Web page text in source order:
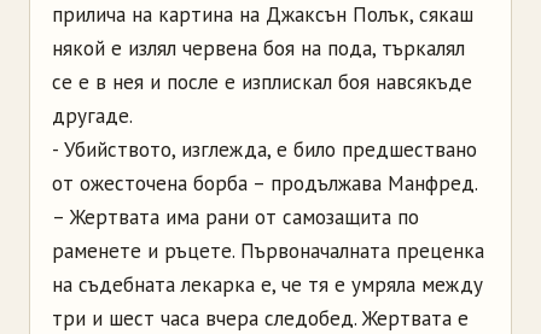
прилича на картина на Джаксън Полък, сякаш
някой е излял червена боя на пода, търкалял
се е в нея и после е изплискал боя навсякъде
другаде.
- Убийството, изглежда, е било предшествано
от ожесточена борба – продължава Манфред.
– Жертвата има рани от самозащита по
раменете и ръцете. Първоначалната преценка
на съдебната лекарка е, че тя е умряла между
три и шест часа вчера следобед. Жертвата е